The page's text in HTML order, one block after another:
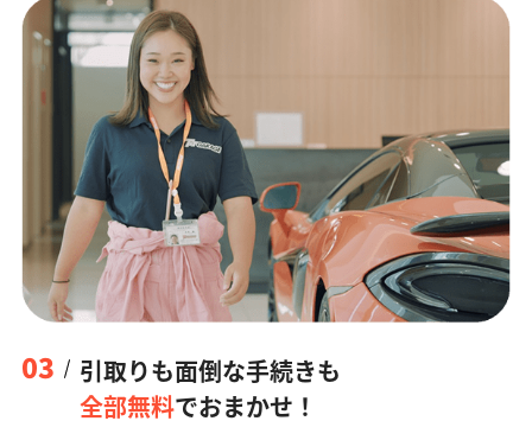
03
引取りも面倒な手続きも
全部無料でおまかせ！